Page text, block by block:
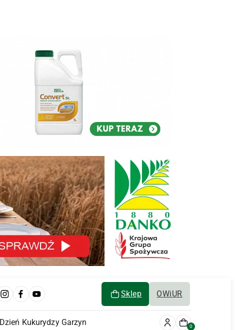
Sklep OWiUR
Dzień Kukurydzy Garzyn 0